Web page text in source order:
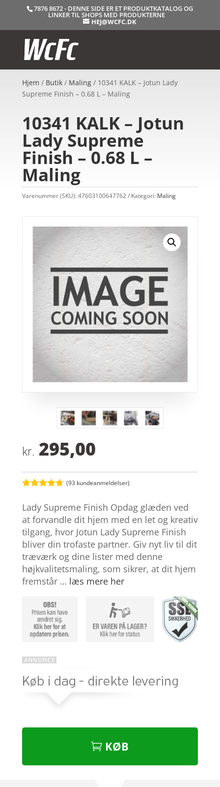
7876 8672 - DENNE SIDE ER ET PRODUKTKATALOG OG
LINKER TIL SHOPS MED PRODUKTERNE
HEJ@WCFC.DK
Hjem / Butik/ Maling/ 10341 KALK – Jotun Lady
Supreme Finish – 0.68 L – Maling
10341 KALK – Jotun
Lady Supreme
Finish – 0.68 L –
Maling
Varenummer (SKU):47603100647762 Kategori: Maling
kr. 295,00
ud af 5
baseret på
kundebedø
mmelser
(93 kundeanmeldelser)
Lady Supreme Finish Opdag glæden ved
at forvandle dit hjem med en let og kreativ
tilgang, hvor Jotun Lady Supreme Finish
bliver din trofaste partner. Giv nyt liv til dit
træværk og dine lister med denne
højkvalitetsmaling, som sikrer, at dit hjem
fremstår … læs mere her
KØB